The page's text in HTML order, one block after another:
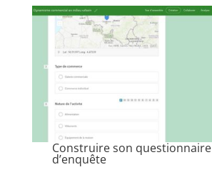
Construire son questionnaire
d’enquête